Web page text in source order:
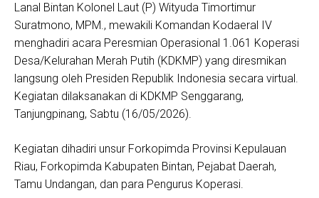
Lanal Bintan Kolonel Laut (P) Wityuda Timortimur
Suratmono, MPM., mewakili Komandan Kodaeral IV
menghadiri acara Peresmian Operasional 1.061 Koperasi
Desa/Kelurahan Merah Putih (KDKMP) yang diresmikan
langsung oleh Presiden Republik Indonesia secara virtual.
Kegiatan dilaksanakan di KDKMP Senggarang,
Tanjungpinang, Sabtu (16/05/2026).
Kegiatan dihadiri unsur Forkopimda Provinsi Kepulauan
Riau, Forkopimda Kabupaten Bintan, Pejabat Daerah,
Tamu Undangan, dan para Pengurus Koperasi.